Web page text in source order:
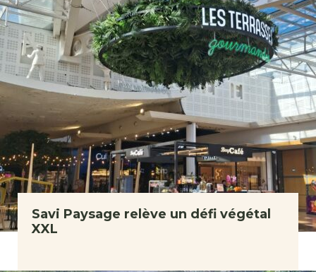
Savi Paysage relève un défi végétal
XXL